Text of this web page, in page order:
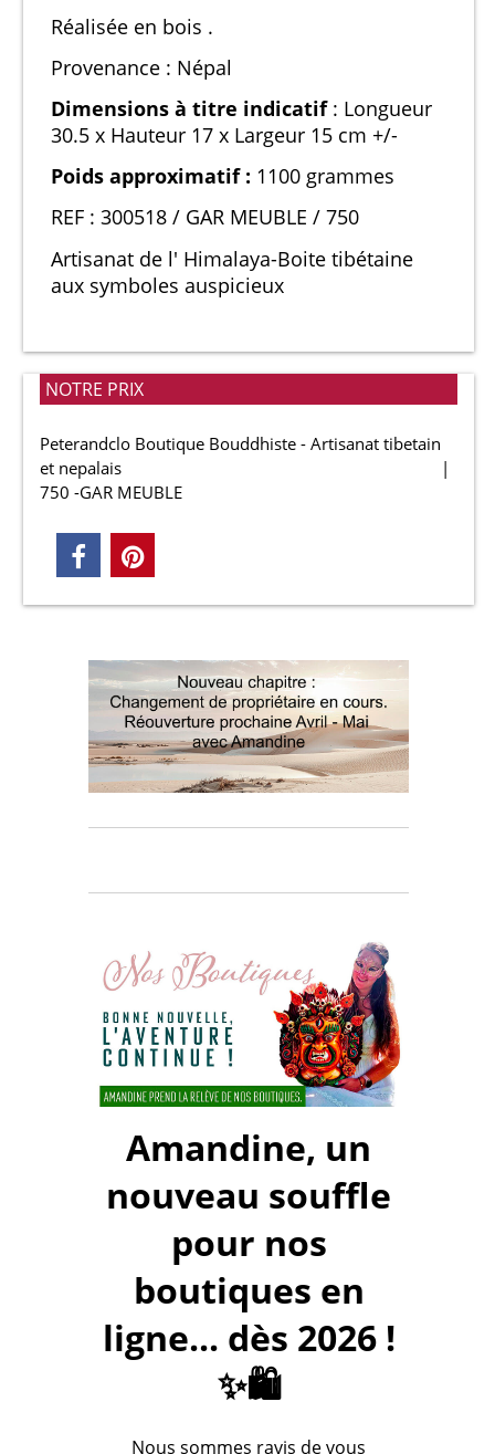
Réalisée en bois .
Provenance : Népal
Dimensions à titre indicatif: Longueur
30.5 x Hauteur 17 x Largeur 15 cm +/-
Poids approximatif : 1100 grammes
REF : 300518 / GAR MEUBLE / 750
Artisanat de l' Himalaya-Boite tibétaine
aux symboles auspicieux
NOTRE PRIX
Peterandclo Boutique Bouddhiste - Artisanat tibetain
et nepalais
750 -GAR MEUBLE
Amandine, un
nouveau souffle
pour nos
boutiques en
ligne... dès 2026 !
✨🛍️
Nous sommes ravis de vous